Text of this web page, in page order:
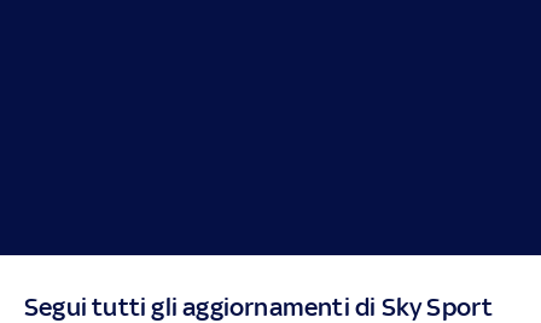
Segui tutti gli aggiornamenti di Sky Sport